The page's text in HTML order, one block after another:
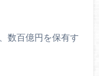
数百億円を保有す